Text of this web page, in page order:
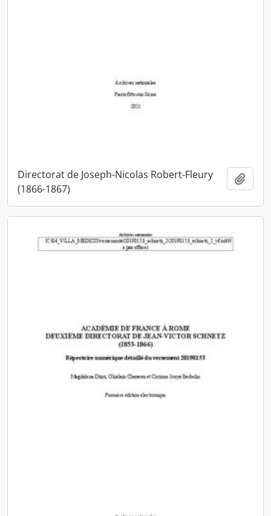
Directorat de Joseph-Nicolas Robert-Fleury
(1866-1867)